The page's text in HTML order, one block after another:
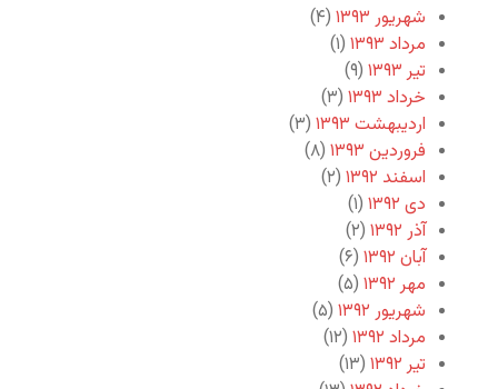
شهریور ۱۳۹۳
(۴)
مرداد ۱۳۹۳
(۱)
تیر ۱۳۹۳
(۹)
خرداد ۱۳۹۳
(۳)
اردیبهشت ۱۳۹۳
(۳)
فروردین ۱۳۹۳
(۸)
اسفند ۱۳۹۲
(۲)
دی ۱۳۹۲
(۱)
آذر ۱۳۹۲
(۲)
آبان ۱۳۹۲
(۶)
مهر ۱۳۹۲
(۵)
شهریور ۱۳۹۲
(۵)
مرداد ۱۳۹۲
(۱۲)
تیر ۱۳۹۲
(۱۳)